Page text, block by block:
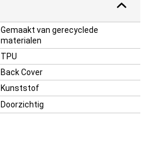
Gemaakt van gerecyclede
materialen
TPU
Back Cover
Kunststof
Doorzichtig